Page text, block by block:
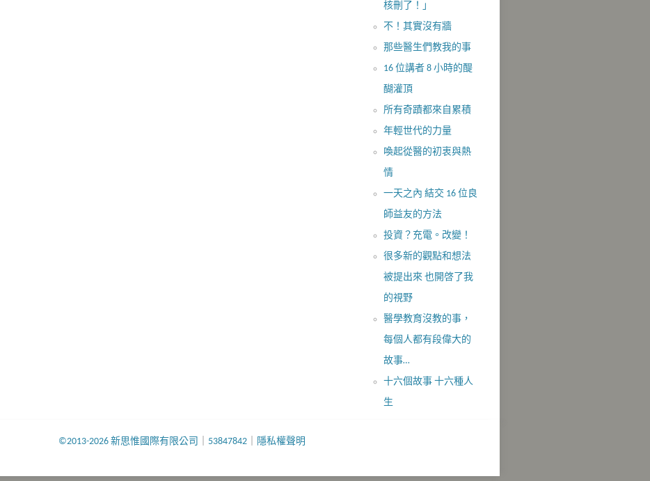
核刪了！」
不！其實沒​有牆
那些醫生們教我的事
16 位講者 8 小時的醍
醐灌頂
所有奇蹟都來自累積
年輕世代的力量
喚起從醫的初衷與熱
情
一天之內 結交 16 位良
師益友的方法
投資？充電。改變！
很多新的觀點和想法
被提出來 也開啓了我
的視野
醫學教育沒教的事，
每個人都有段偉大的
故事…
十六個故事 十六種人
生
©2013-2026 新思惟國際有限公司 53847842｜ 隱私權聲明